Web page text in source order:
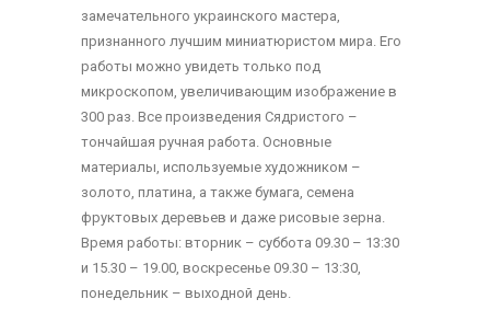
замечательного украинского мастера,
признанного лучшим миниатюристом мира. Его
работы можно увидеть только под
микроскопом, увеличивающим изображение в
300 раз. Все произведения Сядристого –
тончайшая ручная работа. Основные
материалы, используемые художником –
золото, платина, а также бумага, семена
фруктовых деревьев и даже рисовые зерна.
Время работы: вторник – субботa 09.30 – 13:30
и 15.30 – 19.00, воскресенье 09.30 – 13:30,
понедельник – выходной день.